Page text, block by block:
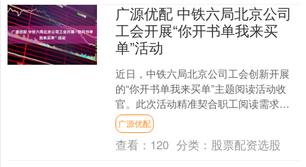
广源优配 中铁六局北京公司
工会开展“你开书单我来买
单”活动
近日，中铁六局北京公司工会创新开展
的“你开书单我来买单”主题阅读活动收
官。此次活动精准契合职工阅读需求，
精心采购图书500余本，同时融入女职工
特色阅读活动，让书....
广源优配
查看： 120 分类： 股票配资选股